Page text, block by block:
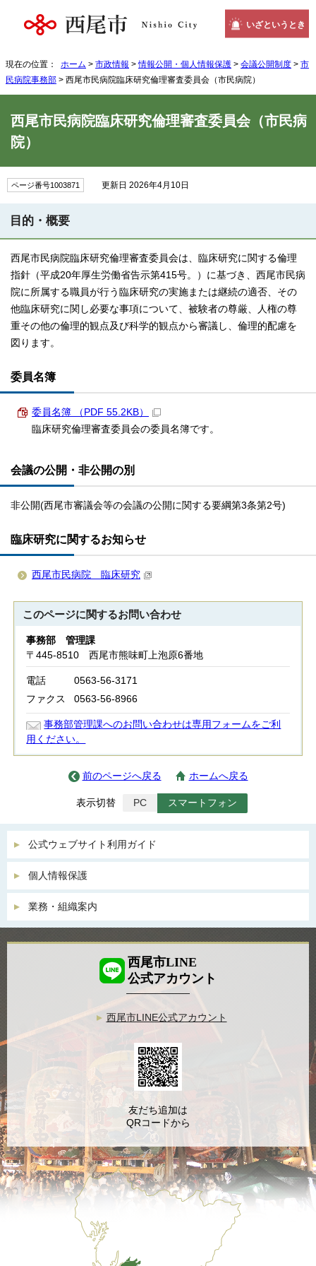
いざというとき
現在の位置： ホーム > 市政情報 >情報公開・個人情報保護 > 会議公開制度 > 市
民病院事務部 > 西尾市民病院臨床研究倫理審査委員会（市民病院）
西尾市民病院臨床研究倫理審査委員会（市民病
院）
ページ番号1003871 更新日 2026年4月10日
目的・概要
西尾市民病院臨床研究倫理審査委員会は、臨床研究に関する倫理
指針（平成20年厚生労働省告示第415号。）に基づき、西尾市民病
院に所属する職員が行う臨床研究の実施または継続の適否、その
他臨床研究に関し必要な事項について、被験者の尊厳、人権の尊
重その他の倫理的観点及び科学的観点から審議し、倫理的配慮を
図ります。
委員名簿
委員名簿 （PDF 55.2KB）
臨床研究倫理審査委員会の委員名簿です。
会議の公開・非公開の別
非公開(西尾市審議会等の会議の公開に関する要綱第3条第2号)
臨床研究に関するお知らせ
西尾市民病院 臨床研究
このページに関するお問い合わせ
事務部 管理課
〒445-8510 西尾市熊味町上泡原6番地
電話
0563-56-3171
ファクス
0563-56-8966
事務部管理課へのお問い合わせは専用フォームをご利
用ください。
前のページへ戻る ホームへ戻る
表示切替 PC スマートフォン
公式ウェブサイト利用ガイド
個人情報保護
業務・組織案内
西尾市LINE
公式アカウント
西尾市LINE公式アカウント
友だち追加は
QRコードから